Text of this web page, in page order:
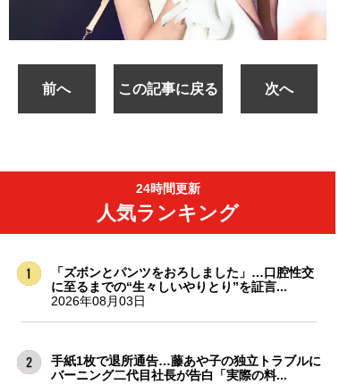
前へ この記事に戻る 次へ
24時間更新
人気ランキング
「ズボンとパンツをおろしました」…口腔性交
に至るまでの“生々しいやりとり”を証言...
2026年08月03日
手紙1枚で退所通告…藤あや子の独立トラブルに
バーニング二代目社長が告白「実際の料...